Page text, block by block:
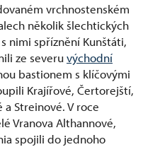
vrchnostenském
několik šlechtických
nimi spříznění Kunštáti,
ze severuvýchodní
bastionem s klíčovými
Krajířové, Čertorejští,
Streinové. V roce
Vranova Althannové,
spojili do jednoho